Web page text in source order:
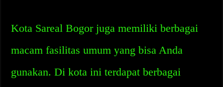
Kota Sareal Bogor juga memiliki berbagai
macam fasilitas umum yang bisa Anda
gunakan. Di kota ini terdapat berbagai